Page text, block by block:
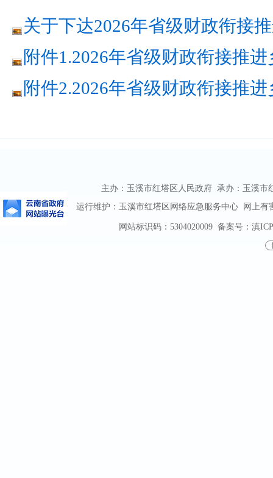
关于下达2026年省级财政衔接
附件1.2026年省级财政衔接推
附件2.2026年省级财政衔接推
主办：玉溪市红塔区人民政府 承办：玉溪市
运行维护：玉溪市红塔区网络应急服务中心 网上有
网站标识码：5304020009备案号：滇